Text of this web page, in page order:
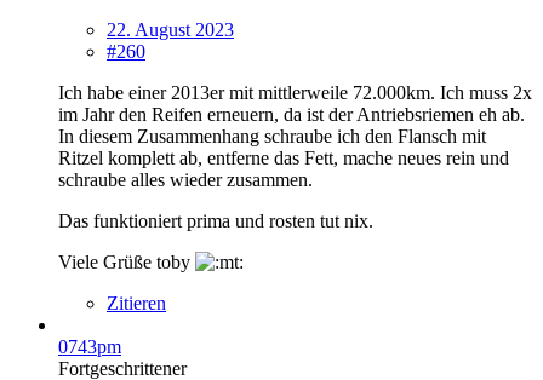
22. August 2023
#260
Ich habe einer 2013er mit mittlerweile 72.000km. Ich muss 2x
im Jahr den Reifen erneuern, da ist der Antriebsriemen eh ab.
In diesem Zusammenhang schraube ich den Flansch mit
Ritzel komplett ab, entferne das Fett, mache neues rein und
schraube alles wieder zusammen.
Das funktioniert prima und rosten tut nix.
Viele Grüße toby
Zitieren
0743pm
Fortgeschrittener